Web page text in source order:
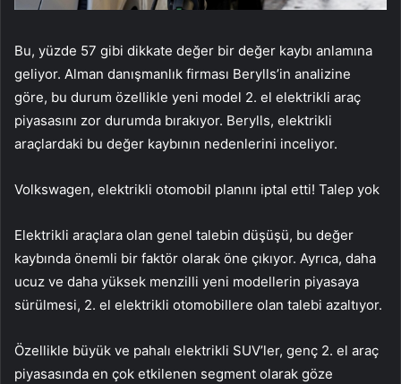
Bu, yüzde 57 gibi dikkate değer bir değer kaybı anlamına
geliyor. Alman danışmanlık firması Berylls’in analizine
göre, bu durum özellikle yeni model 2. el elektrikli araç
piyasasını zor durumda bırakıyor. Berylls, elektrikli
araçlardaki bu değer kaybının nedenlerini inceliyor.
Volkswagen, elektrikli otomobil planını iptal etti! Talep yok
Elektrikli araçlara olan genel talebin düşüşü, bu değer
kaybında önemli bir faktör olarak öne çıkıyor. Ayrıca, daha
ucuz ve daha yüksek menzilli yeni modellerin piyasaya
sürülmesi, 2. el elektrikli otomobillere olan talebi azaltıyor.
Özellikle büyük ve pahalı elektrikli SUV’ler, genç 2. el araç
piyasasında en çok etkilenen segment olarak göze